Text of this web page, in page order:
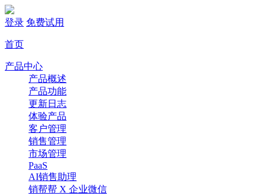
登录 免费试用
首页
产品中心
产品概述
产品功能
更新日志
体验产品
客户管理
销售管理
市场管理
PaaS
AI销售助理
销帮帮 X 企业微信